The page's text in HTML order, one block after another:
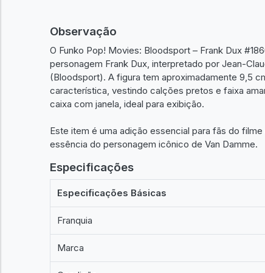
Observação
O Funko Pop! Movies: Bloodsport – Frank Dux
personagem Frank Dux, interpretado por Jean-
(Bloodsport). A figura tem aproximadamente 9,5
característica, vestindo calções pretos e faixa
caixa com janela, ideal para exibição.
Este item é uma adição essencial para fãs do
essência do personagem icônico de Van Damme.
Especificações
Especificações Básicas
Franquia
Marca